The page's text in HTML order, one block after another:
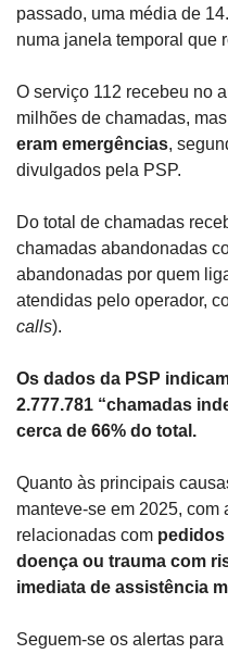
passado, uma média de
numa janela temporal que
O serviço 112 recebeu no
milhões de chamadas,
eram emergências,
divulgados pela PSP.
Do total de chamadas
chamadas abandonadas
abandonadas por quem
atendidas pelo operador,
calls).
Os dados da PSP
2.777.781 “chamadas
cerca de 66% do total.
Quanto às principais
manteve-se em 2025,
relacionadas com pedidos
doença ou trauma com
imediata de assistência
Seguem-se os alertas